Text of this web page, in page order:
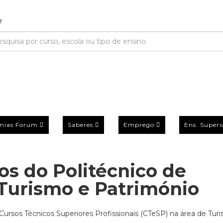
Forum Saberes Emprego Ens.
do Politécnico de
e Património
Técnicos Superiores Profissionais (CTeSP) na área de